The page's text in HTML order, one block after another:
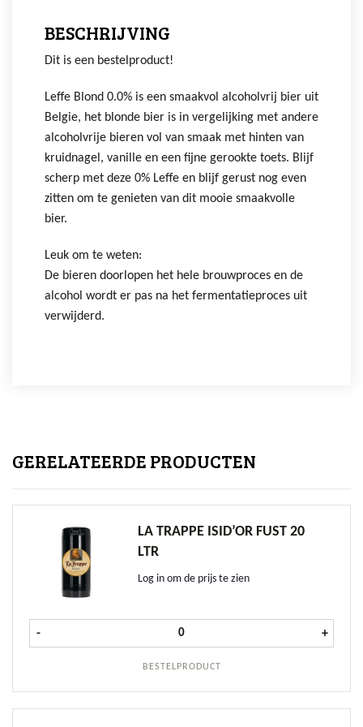
BESCHRIJVING
Dit is een bestelproduct!
Leffe Blond 0.0% is een smaakvol alcoholvrij bier uit
Belgie, het blonde bier is in vergelijking met andere
alcoholvrije bieren vol van smaak met hinten van
kruidnagel, vanille en een fijne gerookte toets. Blijf
scherp met deze 0% Leffe en blijf gerust nog even
zitten om te genieten van dit mooie smaakvolle
bier.
Leuk om te weten:
De bieren doorlopen het hele brouwproces en de
alcohol wordt er pas na het fermentatieproces uit
verwijderd.
GERELATEERDE PRODUCTEN
LA TRAPPE ISID’OR FUST 20
LTR
Log in om de prijs te zien
BESTELPRODUCT
- La Trappe Isid'or fust 20 ltr aantal
+